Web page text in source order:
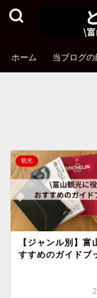
ホーム 当ブログの
観光
【ジャンル別】富
すすめのガイドブ